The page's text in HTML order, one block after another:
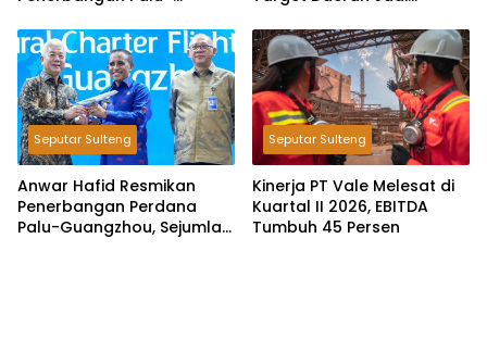
Ekspor dan Pariwisata
Penghasil
Seputar Sulteng
Anwar Hafid Resmikan
Penerbangan Perdana
Palu-Guangzhou, Sejumlah
Seputar Sulteng
Kinerja PT Vale Melesat di
Kuartal II 2026, EBITDA
Tumbuh 45 Persen